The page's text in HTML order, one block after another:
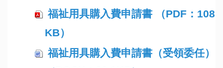
福祉用具購入費申請書 （PDF：108
KB）
福祉用具購入費申請書（受領委任）